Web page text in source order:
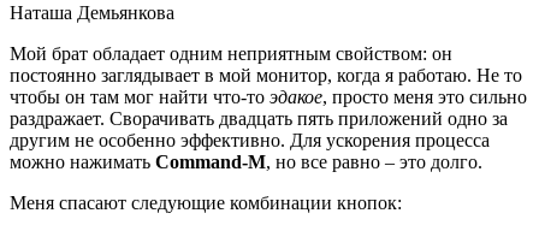
Наташа Демьянкова
Мой брат обладает одним неприятным свойством: он
постоянно заглядывает в мой монитор, когда я работаю. Не то
чтобы он там мог найти что-то эдакое, просто меня это сильно
раздражает. Сворачивать двадцать пять приложений одно за
другим не особенно эффективно. Для ускорения процесса
можно нажимать Command-M, но все равно – это долго.
Меня спасают следующие комбинации кнопок: